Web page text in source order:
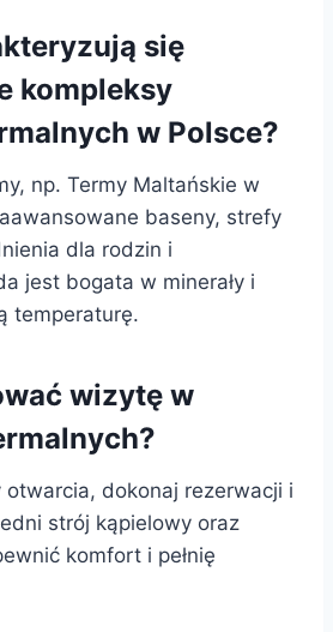
się
kompleksy
w Polsce?
np. Termy Maltańskie w
baseny, strefy
dla rodzin i
jest bogata w minerały i
temperaturę.
wizytę w
dokonaj rezerwacji i
strój kąpielowy oraz
komfort i pełnię